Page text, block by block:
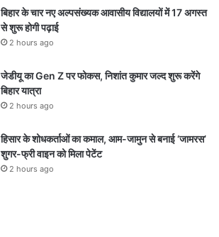
बिहार के चार नए अल्पसंख्यक आवासीय विद्यालयों में 17 अगस्त
से शुरू होगी पढ़ाई
2 hours ago
जेडीयू का Gen Z पर फोकस, निशांत कुमार जल्द शुरू करेंगे
बिहार यात्रा
2 hours ago
हिसार के शोधकर्ताओं का कमाल, आम-जामुन से बनाई ‘जामरस’
शुगर-फ्री वाइन को मिला पेटेंट
2 hours ago